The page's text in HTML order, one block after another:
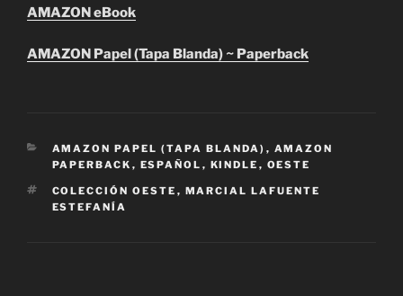
AMAZON eBook
AMAZON Papel (Tapa Blanda) ~ Paperback
CATEGORIES
AMAZON PAPEL (TAPA BLANDA) , AMAZON
PAPERBACK , ESPAÑOL , KINDLE , OESTE
TAGS
COLECCIÓN OESTE , MARCIAL LAFUENTE
ESTEFANÍA